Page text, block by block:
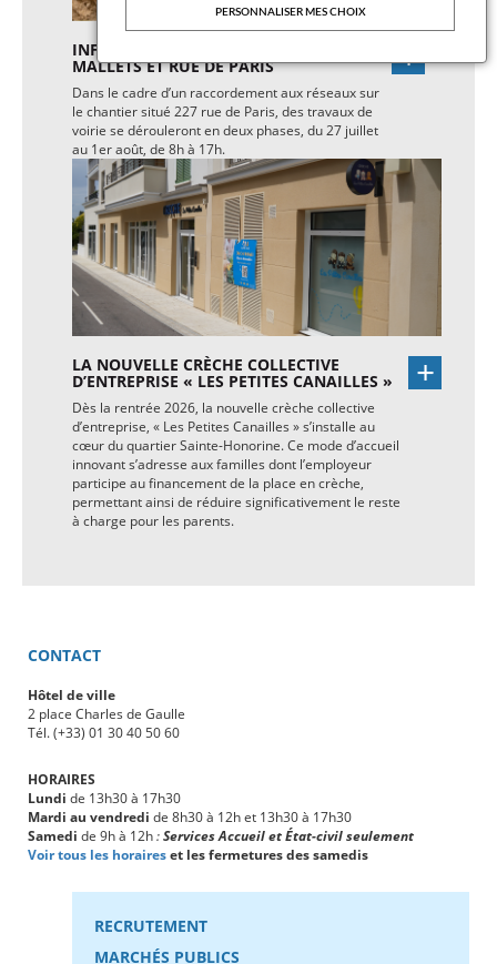
INFO TRAVAUX – RUE ROUEN DES
MALLETS ET RUE DE PARIS
Dans le cadre d’un raccordement aux réseaux sur
le chantier situé 227 rue de Paris, des travaux de
voirie se dérouleront en deux phases, du 27 juillet
au 1er août, de 8h à 17h.
LA NOUVELLE CRÈCHE COLLECTIVE
D’ENTREPRISE « LES PETITES CANAILLES »
Dès la rentrée 2026, la nouvelle crèche collective
d’entreprise, « Les Petites Canailles » s’installe au
cœur du quartier Sainte-Honorine. Ce mode d’accueil
innovant s’adresse aux familles dont l’employeur
participe au financement de la place en crèche,
permettant ainsi de réduire significativement le reste
à charge pour les parents.
CONTACT
Hôtel de ville
2 place Charles de Gaulle
Tél. (+33) 01 30 40 50 60
HORAIRES
Lundi de 13h30 à 17h30
Mardi au vendredi de 8h30 à 12h et 13h30 à 17h30
Samedi de 9h à 12h:Services Accueil et État-civil seulement
Voir tous les horaireset les fermetures des samedis
RECRUTEMENT
MARCHÉS PUBLICS
PERSONNALISER MES CHOIX